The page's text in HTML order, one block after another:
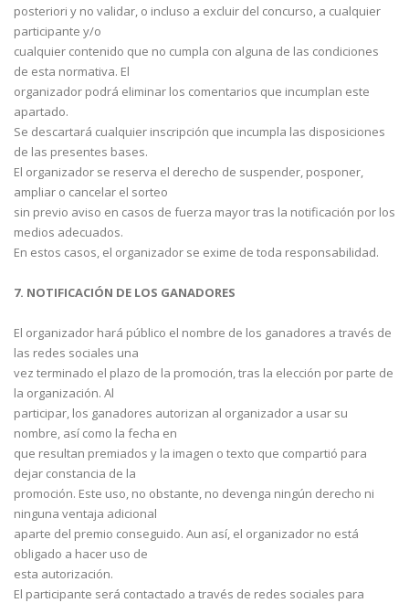
posteriori y no validar, o incluso a excluir del concurso, a cualquier
participante y/o
cualquier contenido que no cumpla con alguna de las condiciones
de esta normativa. El
organizador podrá eliminar los comentarios que incumplan este
apartado.
Se descartará cualquier inscripción que incumpla las disposiciones
de las presentes bases.
El organizador se reserva el derecho de suspender, posponer,
ampliar o cancelar el sorteo
sin previo aviso en casos de fuerza mayor tras la notificación por los
medios adecuados.
En estos casos, el organizador se exime de toda responsabilidad.
7. NOTIFICACIÓN DE LOS GANADORES
El organizador hará público el nombre de los ganadores a través de
las redes sociales una
vez terminado el plazo de la promoción, tras la elección por parte de
la organización. Al
participar, los ganadores autorizan al organizador a usar su
nombre, así como la fecha en
que resultan premiados y la imagen o texto que compartió para
dejar constancia de la
promoción. Este uso, no obstante, no devenga ningún derecho ni
ninguna ventaja adicional
aparte del premio conseguido. Aun así, el organizador no está
obligado a hacer uso de
esta autorización.
El participante será contactado a través de redes sociales para